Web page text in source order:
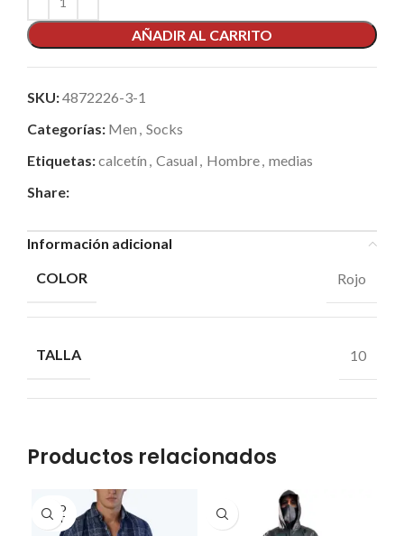
AÑADIR AL CARRITO
SKU:4872226-3-1
Categorías: Men , Socks
Etiquetas:calcetín , Casual , Hombre, medias
Share:
Información adicional
COLOR
Rojo
TALLA 10
Productos relacionados
SOLD
OUT